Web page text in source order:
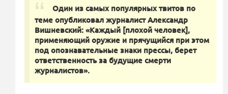
Один из самых популярных твитов по
теме опубликовал журналист Александр
Вишневский: «Каждый [плохой человек],
применяющий оружие и прячущийся при этом
под опознавательные знаки прессы, берет
ответственность за будущие смерти
журналистов».